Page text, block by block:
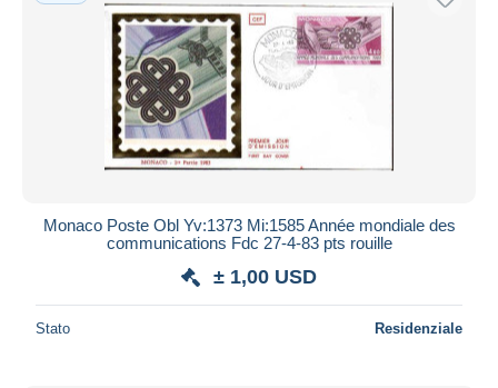
Monaco Poste Obl Yv:1373 Mi:1585 Année mondiale des
communications Fdc 27-4-83 pts rouille
± 1,00 USD
Stato Residenziale